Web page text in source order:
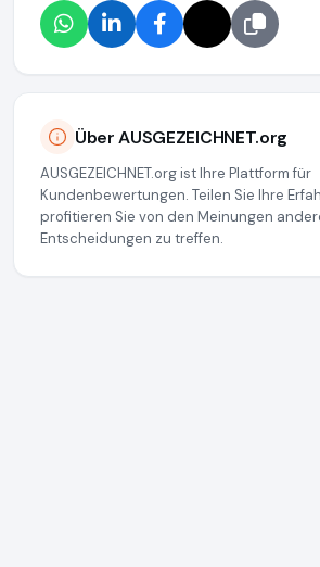
Über AUSGEZEICHNET.org
AUSGEZEICHNET.org ist Ihre Plattform für
Kundenbewertungen. Teilen Sie Ihre
profitieren Sie von den Meinungen
Entscheidungen zu treffen.